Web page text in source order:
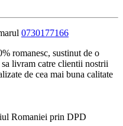
0730177166
romanesc, sustinut de o
livram catre clientii nostrii
de cea mai buna calitate
Romaniei prin DPD